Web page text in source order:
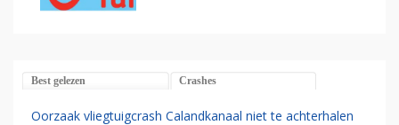
Best gelezen Crashes
Oorzaak vliegtuigcrash Calandkanaal niet te achterhalen